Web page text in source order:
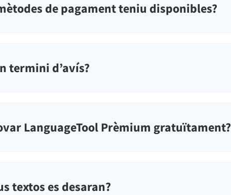
de pagament teniu disponibles?
termini d’avís?
LanguageTool Prèmium gratuïtament?
textos es desaran?